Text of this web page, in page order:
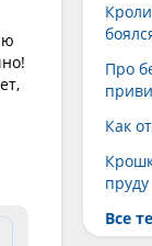
Про
Как
пруду
Все